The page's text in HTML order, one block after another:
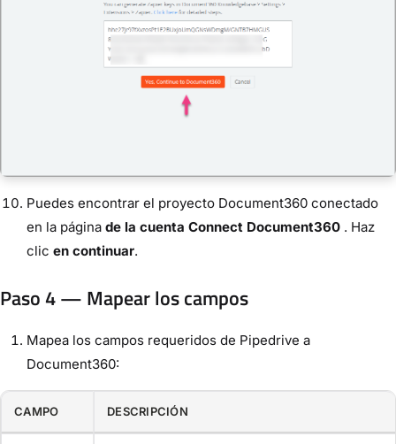
Puedes encontrar el proyecto Document360 conectado
en la página de la cuenta Connect Document360 . Haz
clic en continuar.
Paso 4 — Mapear los campos
Mapea los campos requeridos de Pipedrive a
Document360:
CAMPO DESCRIPCIÓN